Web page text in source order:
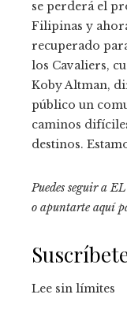
se perderá el
Filipinas y
recuperado
los Cavaliers,
Koby Altman,
público un
caminos
destinos.
Puedes seguir a
o apuntarte aquí
Lee sin límites